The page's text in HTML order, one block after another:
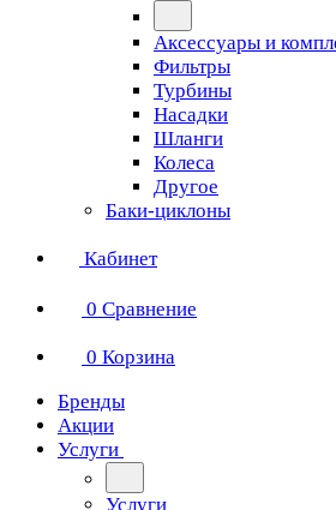
Аксессуары и
Фильтры
Турбины
Насадки
Шланги
Колеса
Другое
Баки-циклоны
Кабинет
0 Сравнение
0 Корзина
Бренды
Акции
Услуги
Услуги